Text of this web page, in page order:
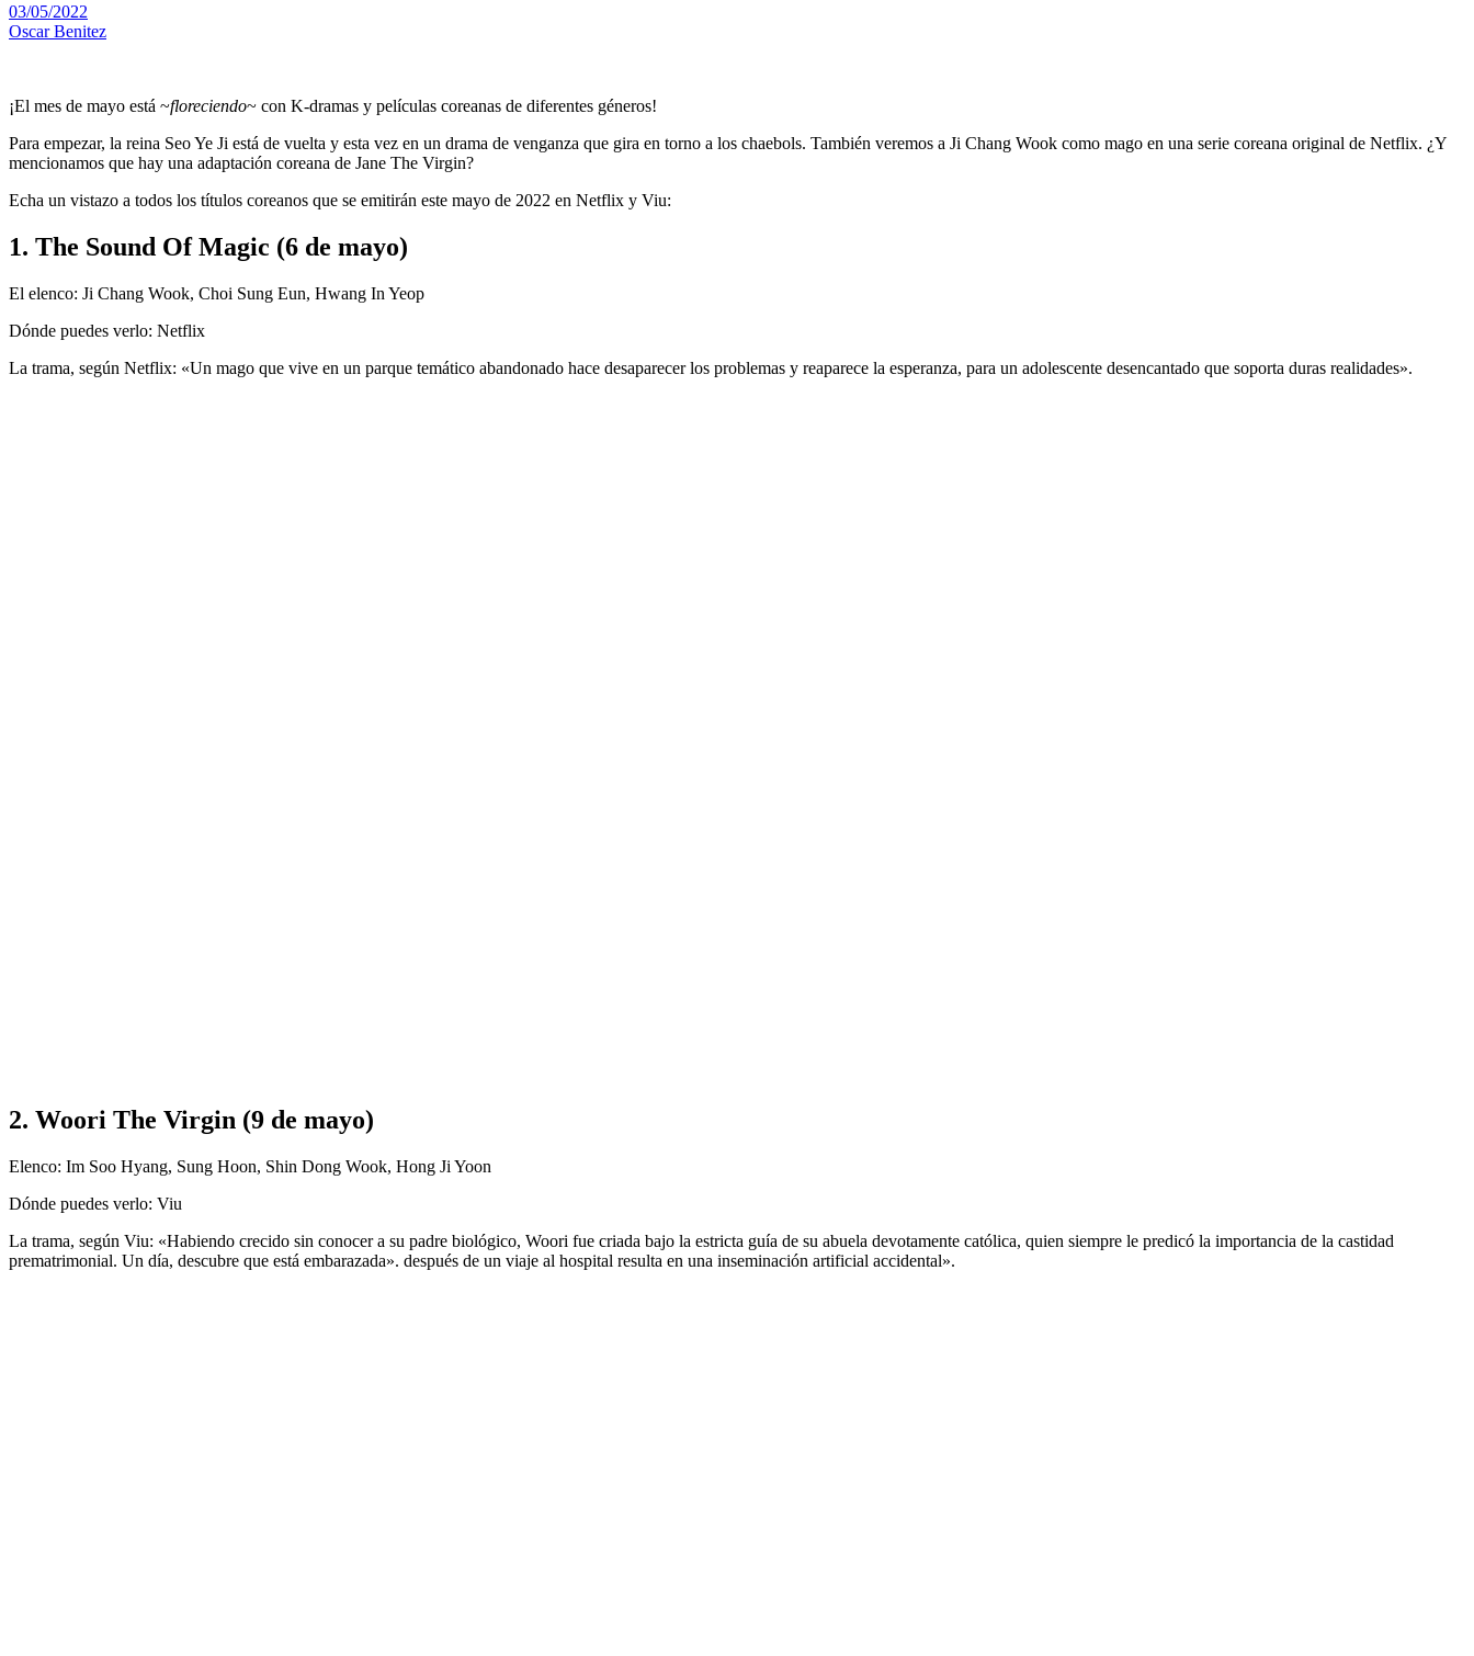
03/05/2022
Oscar Benitez
¡El mes de mayo está ~floreciendo~ con K-dramas y películas coreanas de diferentes géneros!
Para empezar, la reina Seo Ye Ji está de vuelta y esta vez en un drama de venganza que gira en torno a los chaebols. También veremos a Ji Chang Wook como mago en una serie coreana original de Netflix. ¿Y
mencionamos que hay una adaptación coreana de Jane The Virgin?
Echa un vistazo a todos los títulos coreanos que se emitirán este mayo de 2022 en Netflix y Viu:
1. The Sound Of Magic (6 de mayo)
El elenco: Ji Chang Wook, Choi Sung Eun, Hwang In Yeop
Dónde puedes verlo: Netflix
La trama, según Netflix: «Un mago que vive en un parque temático abandonado hace desaparecer los problemas y reaparece la esperanza, para un adolescente desencantado que soporta duras realidades».
2. Woori The Virgin (9 de mayo)
Elenco: Im Soo Hyang, Sung Hoon, Shin Dong Wook, Hong Ji Yoon
Dónde puedes verlo: Viu
La trama, según Viu: «Habiendo crecido sin conocer a su padre biológico, Woori fue criada bajo la estricta guía de su abuela devotamente católica, quien siempre le predicó la importancia de la castidad
prematrimonial. Un día, descubre que está embarazada». después de un viaje al hospital resulta en una inseminación artificial accidental».